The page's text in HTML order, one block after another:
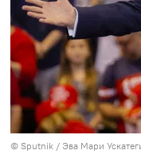
© Sputnik / Эва Мари